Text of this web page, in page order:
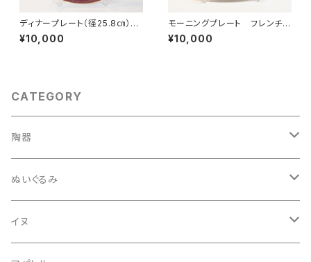
ディナープレート（径25.8㎝）「b
uon appetito」 フレンチブル
ドッグ
¥10,000
モーニングプレート フレンチブ
ルドッグ
¥10,000
CATEGORY
陶器
インテリア・置物
avec vous
フラワーベース
ぬいぐるみ
フレンチブルドッグ
イヌ